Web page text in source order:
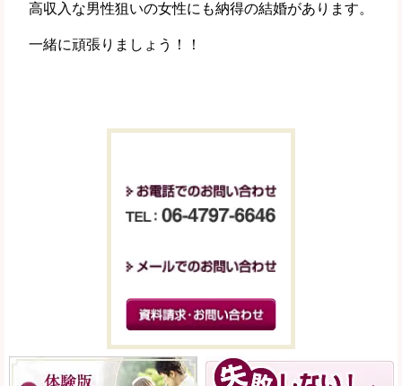
高収入な男性狙いの女性にも納得の結婚があります。
一緒に頑張りましょう！！